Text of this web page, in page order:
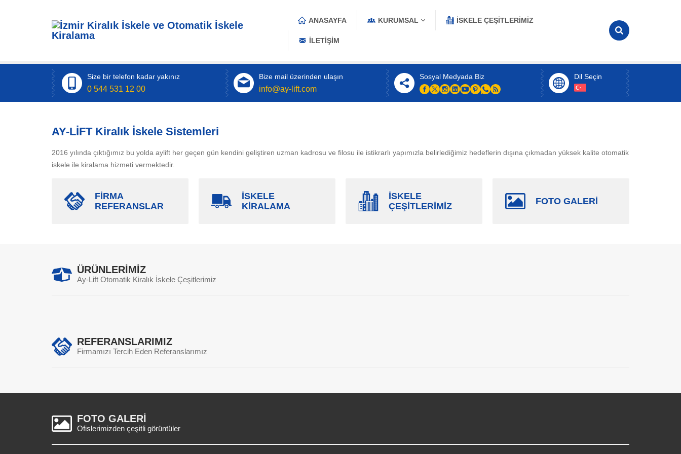
ANASAYFA KURUMSAL İSKELE ÇEŞİTLERİMİZ
İLETIŞIM
Size bir telefon kadar yakınız
0 544 531 12 00
Bize mail üzerinden ulaşın
info@ay-lift.com
Sosyal Medyada Biz Dil Seçin
AY-LİFT Kiralık İskele Sistemleri
2016 yılında çıktığımız bu yolda aylift her geçen gün kendini geliştiren uzman kadrosu ve filosu ile istikrarlı yapımızla belirlediğimiz hedeflerin dışına çıkmadan yüksek kalite otomatik
iskele ile kiralama hizmeti vermektedir.
FİRMA
REFERANSLAR
İSKELE
KİRALAMA
İSKELE
ÇEŞİTLERİMİZ
FOTO GALERİ
ÜRÜNLERİMİZ
Ay-Lift Otomatik Kiralık İskele Çeşitlerimiz
REFERANSLARIMIZ
Firmamızı Tercih Eden Referanslarımız
FOTO GALERİ
Ofislerimizden çeşitli görüntüler